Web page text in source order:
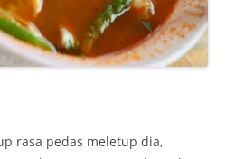
rasa pedas meletup dia,